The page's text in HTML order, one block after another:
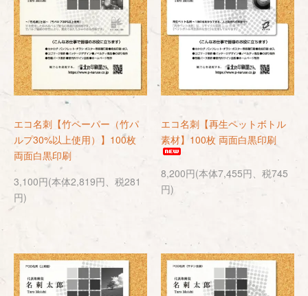
エコ名刺【竹ペーパー（竹パ
ルプ30%以上使用）】100枚
両面白黒印刷
3,100円(本体2,819円、税281
円)
エコ名刺【再生ペットボトル
素材】100枚 両面白黒印刷
8,200円(本体7,455円、税745
円)